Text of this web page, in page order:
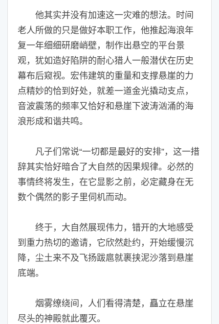
他其实并没有加速这一灾难的想法。时间
老人所做的只是做好本职工作，他推起海浪年
复一年细细研磨峭壁，制作出悬空的平台景
观，犹如造好陷阱的耐心猎人一般潜伏在历史
幕布后窥视。宏伟建筑的重量和支撑悬崖的力
点精妙的恰到好处，就差一道金光撬动支点，
音波震荡的频率又恰好和悬崖下波涛汹涌的海
浪形成和谐共鸣。
凡子们常说“一切都是最好的安排”，这一措
辞其实恰好暗合了大自然的因果规律。必然的
事情终将发生，在它显影之前，必定藏身在无
数个偶然的影子里伺机而动。
终于，大自然展现伟力，错开的大地感受
到重力热切的邀请，它欣然赴约，开始缓慢沉
降，尘土来不及飞扬跋扈就裹挟泥沙落到悬崖
底端。
烟雾缭绕间，人们看得清楚，矗立在悬崖
尽头的神殿就此覆灭。